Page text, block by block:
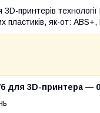
принтерів
пластиків, як-от:
для 3D-принтера —